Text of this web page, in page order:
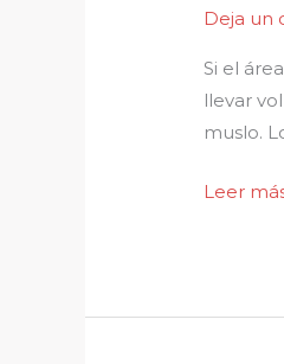
Deja un
Si el
llevar
muslo.
PARA
Y
JUECES
KUMITE
Leer